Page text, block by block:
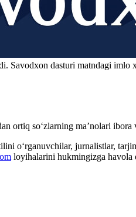
Savodxon dasturi matndagi imlo
ortiq so‘zlarning ma’nolari
o‘rganuvchilar, jurnalistlar,
loyihalarini hukmingizga havola